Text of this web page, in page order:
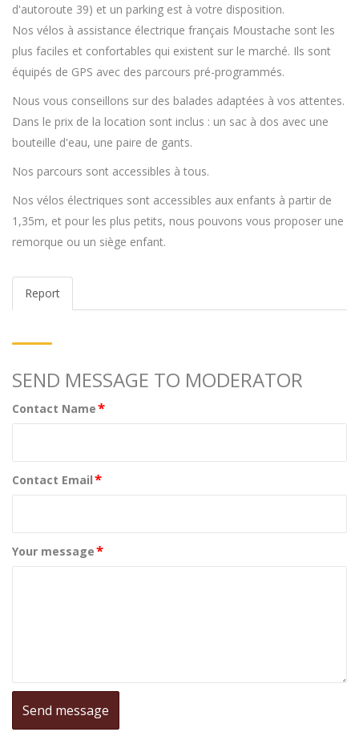
d'autoroute 39) et un parking est à votre disposition.
Nos vélos à assistance électrique français Moustache sont les
plus faciles et confortables qui existent sur le marché. Ils sont
équipés de GPS avec des parcours pré-programmés.
Nous vous conseillons sur des balades adaptées à vos attentes.
Dans le prix de la location sont inclus : un sac à dos avec une
bouteille d'eau, une paire de gants.
Nos parcours sont accessibles à tous.
Nos vélos électriques sont accessibles aux enfants à partir de
1,35m, et pour les plus petits, nous pouvons vous proposer une
remorque ou un siège enfant.
Report
SEND MESSAGE TO MODERATOR
Contact Name*
Contact Email*
Your message*